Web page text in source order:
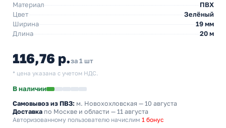
Материал
ПВХ
Цвет
Зелёный
Ширина
19 мм
Длина
20 м
116,76 р.за 1 шт
* цена указана с учетом НДС.
В наличии
Самовывоз из ПВЗ: м. Новохохловская — 10 августа
Доставка по Москве и области — 11 августа
Авторизованному пользователю начислим 1 бонус